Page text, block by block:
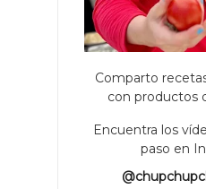
Comparto
con productos
Encuentra los
paso en